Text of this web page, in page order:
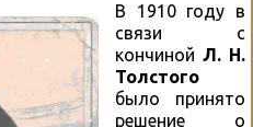
В 1910 году в
связи с
кончиной Л. Н.
Толстого
было принято
решение о